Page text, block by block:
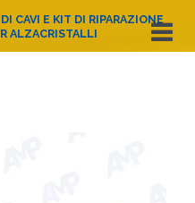
CAVI E KIT DI RIPARAZIONE
ALZACRISTALLI